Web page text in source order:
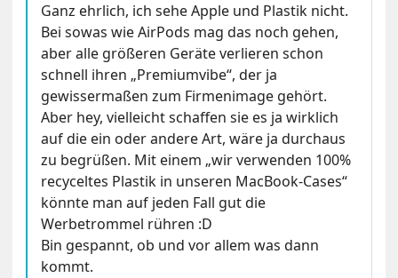
Ganz ehrlich, ich sehe Apple und Plastik nicht.
Bei sowas wie AirPods mag das noch gehen,
aber alle größeren Geräte verlieren schon
schnell ihren „Premiumvibe“, der ja
gewissermaßen zum Firmenimage gehört.
Aber hey, vielleicht schaffen sie es ja wirklich
auf die ein oder andere Art, wäre ja durchaus
zu begrüßen. Mit einem „wir verwenden 100%
recyceltes Plastik in unseren MacBook-Cases“
könnte man auf jeden Fall gut die
Werbetrommel rühren :D
Bin gespannt, ob und vor allem was dann
kommt.